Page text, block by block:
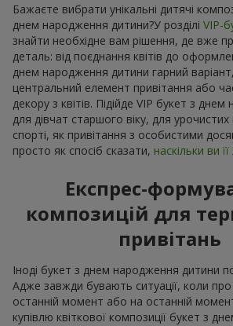
Бажаєте вибрати унікальні дитячі
днем народження дитини?У розділі VIP-
знайти необхідне вам рішення, де вже
деталь: від поєднання квітів до
днем народження дитини гарний
центральний елемент привітання або
декору з квітів. Підійде VIP букет з
для дівчат старшого віку, для урочистих
спорті, як привітання з особистими
просто як спосіб сказати, наскільки ви
Експрес-
композицій для
привітань
Іноді букет з днем народження дитини
Адже завжди бувають ситуації, коли
останній момент або на останній
купівлю квіткової композиції букет з